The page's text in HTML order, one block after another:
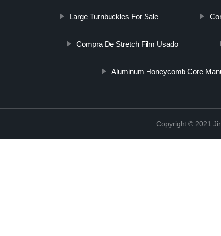
Large Turnbuckles For Sale
Compra De Stretch Film Usado
Aluminum Honeycomb Core
Copyright © 2021